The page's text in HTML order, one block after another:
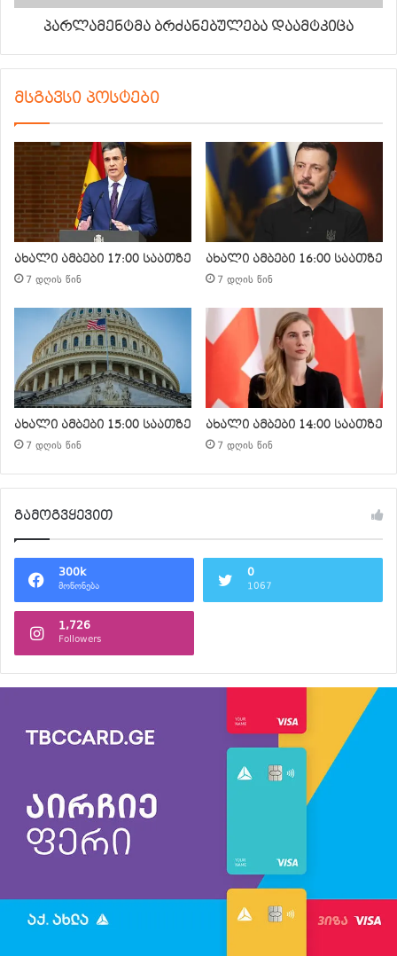
პარლამენტმა ბრძანებულება დაამტკიცა
მსგავსი პოსტები
ახალი ამბები 17:00 საათზე
7 დღის წინ
ახალი ამბები 16:00 საათზე
7 დღის წინ
ახალი ამბები 15:00 საათზე
7 დღის წინ
ახალი ამბები 14:00 საათზე
7 დღის წინ
გამოგვყევით
300k
მოწონება
0
1067
1,726
Followers